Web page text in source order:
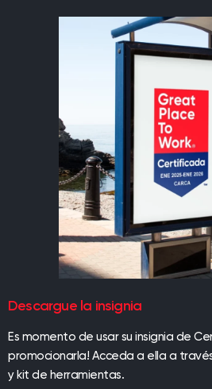
Descargue la insignia
Es momento de usar su insignia de
promocionarla! Acceda a ella a
y kit de herramientas.